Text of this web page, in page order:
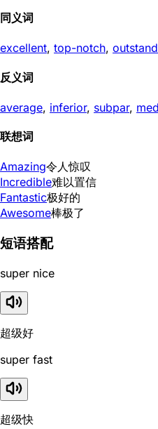
同义词
excellent, top-notch,
反义词
average, inferior, subpar,
联想词
Amazing令人惊叹
Incredible难以置信
Fantastic极好的
Awesome棒极了
短语搭配
super nice
超级好
super fast
超级快